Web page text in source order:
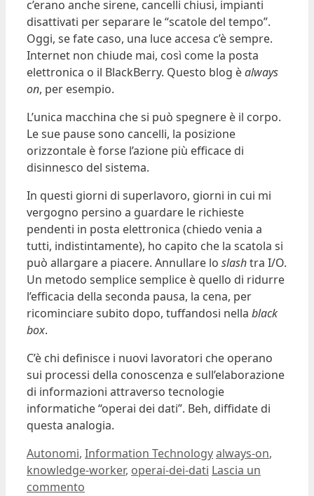
c’erano anche sirene, cancelli chiusi, impianti
disattivati per separare le “scatole del tempo”.
Oggi, se fate caso, una luce accesa c’è sempre.
Internet non chiude mai, così come la posta
elettronica o il BlackBerry. Questo blog èalways
on, per esempio.
L’unica macchina che si può spegnere è il corpo.
Le sue pause sono cancelli, la posizione
orizzontale è forse l’azione più efficace di
disinnesco del sistema.
In questi giorni di superlavoro, giorni in cui mi
vergogno persino a guardare le richieste
pendenti in posta elettronica (chiedo venia a
tutti, indistintamente), ho capito che la scatola si
può allargare a piacere. Annullare lo slashtra I/O.
Un metodo semplice semplice è quello di ridurre
l’efficacia della seconda pausa, la cena, per
ricominciare subito dopo, tuffandosi nella black
box.
C’è chi definisce i nuovi lavoratori che operano
sui processi della conoscenza e sull’elaborazione
di informazioni attraverso tecnologie
informatiche “operai dei dati”. Beh, diffidate di
questa analogia.
Categorie
Autonomi, Information TechnologyTag
always-on,
knowledge-worker, operai-dei-dati Lascia un
commento